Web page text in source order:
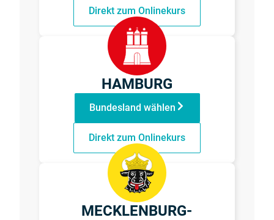
Direkt zum Onlinekurs
HAMBURG
Bundesland wählen
Direkt zum Onlinekurs
MECKLENBURG-